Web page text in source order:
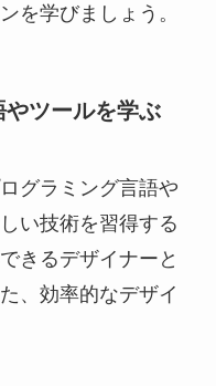
を学びましょう。
ツールを学ぶ
グラミング言語や
い技術を習得する
きるデザイナーと
、効率的なデザイ